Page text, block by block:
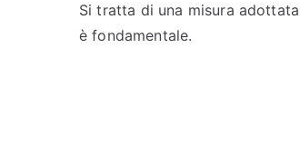
Si tratta di una misura
è fondamentale.